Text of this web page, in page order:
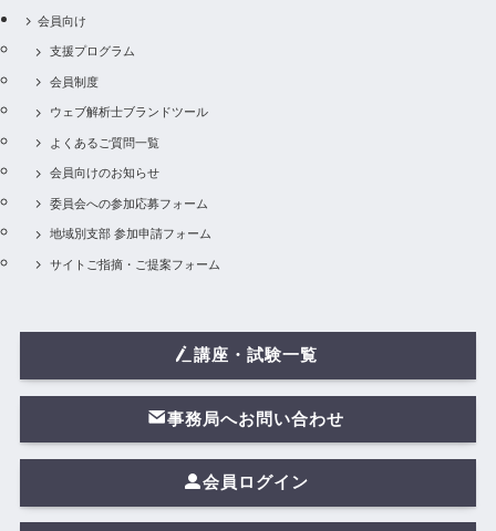
会員向け
支援プログラム
会員制度
ウェブ解析士ブランドツール
よくあるご質問一覧
会員向けのお知らせ
委員会への参加応募フォーム
地域別支部 参加申請フォーム
サイトご指摘・ご提案フォーム
講座・試験一覧
事務局へお問い合わせ
会員ログイン